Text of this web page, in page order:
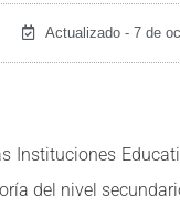
Actualizado - 7 de
Instituciones
del nivel